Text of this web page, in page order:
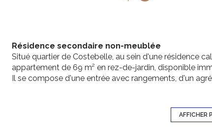
Résidence secondaire non-meublée
Situé quartier de Costebelle, au sein d'une résidence
appartement de 69 m² en rez-de-jardin, disponible
Il se compose d'une entrée avec rangements, d'un
Vous profiterez d'un bel espace extérieur d'environ 85
AFFICHER